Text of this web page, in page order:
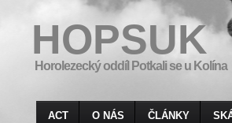
HOPSUK
Horolezecký oddíl Potkali se u Kolína
ACT O NÁS ČLÁNKY